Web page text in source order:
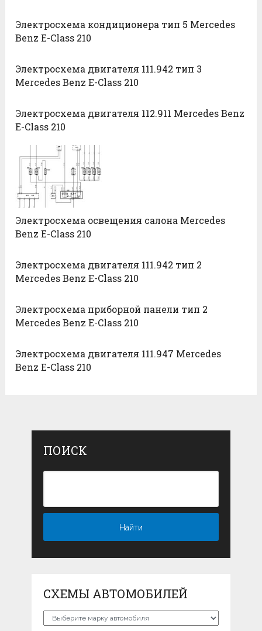
Электросхема кондиционера тип 5 Mercedes
Benz E-Class 210
Электросхема двигателя 111.942 тип 3
Mercedes Benz E-Class 210
Электросхема двигателя 112.911 Mercedes Benz
E-Class 210
Электросхема освещения салона Mercedes
Benz E-Class 210
Электросхема двигателя 111.942 тип 2
Mercedes Benz E-Class 210
Электросхема приборной панели тип 2
Mercedes Benz E-Class 210
Электросхема двигателя 111.947 Mercedes
Benz E-Class 210
ПОИСК
СХЕМЫ АВТОМОБИЛЕЙ
Схемы